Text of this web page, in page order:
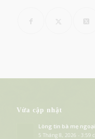
Vừa cập nhật
Lòng tin bà mẹ
5 Tháng 8, 2026 - 3:59